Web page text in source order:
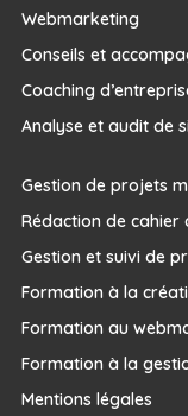
Webmarketing
Conseils et
Coaching
Analyse et audit de
Gestion de projets
Rédaction de cahier
Gestion et suivi de
Formation à la
Formation au
Formation à la
Mentions légales